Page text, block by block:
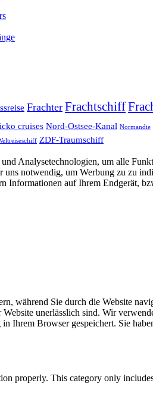
Frachter Frachtschiff
cruises Nord-Ostsee-Kanal Normandie
ZDF-Traumschiff
Analysetechnologien, um alle
uns notwendig, um Werbung zu zu
Informationen auf Ihrem Endgerät,
während Sie durch die Website
unerlässlich sind. Wir
Ihrem Browser gespeichert. Sie
properly. This category only